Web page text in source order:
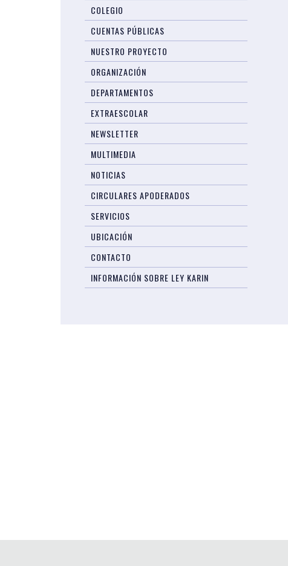
COLEGIO
CUENTAS PÚBLICAS
NUESTRO PROYECTO
ORGANIZACIÓN
DEPARTAMENTOS
EXTRAESCOLAR
NEWSLETTER
MULTIMEDIA
NOTICIAS
CIRCULARES APODERADOS
SERVICIOS
UBICACIÓN
CONTACTO
INFORMACIÓN SOBRE LEY KARIN